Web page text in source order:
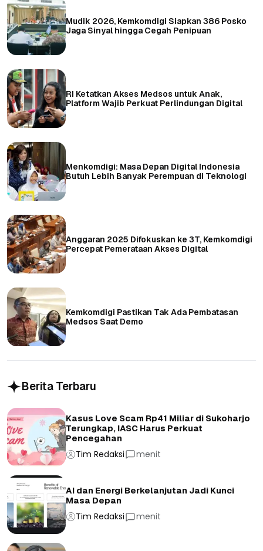
Mudik 2026, Kemkomdigi Siapkan 386 Posko
Jaga Sinyal hingga Cegah Penipuan
RI Ketatkan Akses Medsos untuk Anak,
Platform Wajib Perkuat Perlindungan Digital
Menkomdigi: Masa Depan Digital Indonesia
Butuh Lebih Banyak Perempuan di Teknologi
Anggaran 2025 Difokuskan ke 3T, Kemkomdigi
Percepat Pemerataan Akses Digital
Kemkomdigi Pastikan Tak Ada Pembatasan
Medsos Saat Demo
Berita Terbaru
Kasus Love Scam Rp41 Miliar di Sukoharjo
Terungkap, IASC Harus Perkuat
Pencegahan
Tim Redaksi menit
AI dan Energi Berkelanjutan Jadi Kunci
Masa Depan
Tim Redaksi menit